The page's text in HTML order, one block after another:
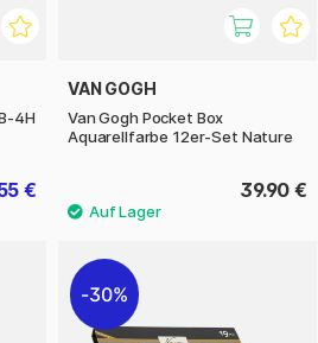
4H
€
VAN GOGH
Van Gogh Pocket Box
Aquarellfarbe 12er-Set Nature
39.90 €
30%